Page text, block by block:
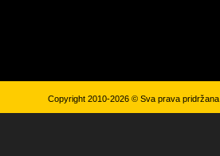
Copyright 2010-2026 © Sva prava pridržana